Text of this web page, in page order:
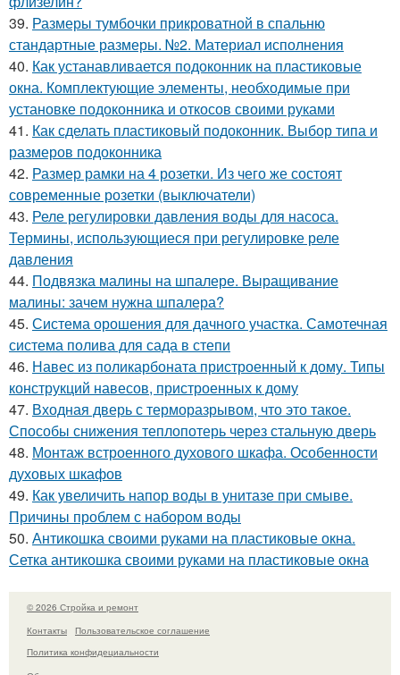
39. Размеры тумбочки прикроватной в спальню
стандартные размеры. №2. Материал исполнения
40. Как устанавливается подоконник на пластиковые
окна. Комплектующие элементы, необходимые при
установке подоконника и откосов своими руками
41. Как сделать пластиковый подоконник. Выбор типа и
размеров подоконника
42. Размер рамки на 4 розетки. Из чего же состоят
современные розетки (выключатели)
43. Реле регулировки давления воды для насоса.
Термины, использующиеся при регулировке реле
давления
44. Подвязка малины на шпалере. Выращивание
малины: зачем нужна шпалера?
45. Система орошения для дачного участка. Самотечная
система полива для сада в степи
46. Навес из поликарбоната пристроенный к дому. Типы
конструкций навесов, пристроенных к дому
47. Входная дверь с терморазрывом, что это такое.
Способы снижения теплопотерь через стальную дверь
48. Монтаж встроенного духового шкафа. Особенности
духовых шкафов
49. Как увеличить напор воды в унитазе при смыве.
Причины проблем с набором воды
50. Антикошка своими руками на пластиковые окна.
Сетка антикошка своими руками на пластиковые окна
© 2026 Стройка и ремонт
Контакты
Пользовательское соглашение
Политика конфидециальности